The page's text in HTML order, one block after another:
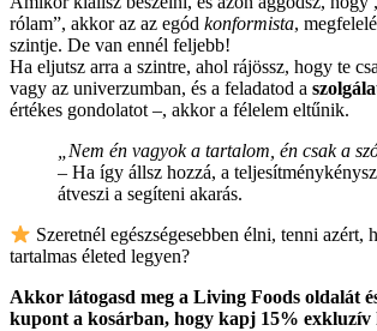
rólam”, akkor az az egód konformista,
szintje. De van ennél feljebb!
Ha eljutsz arra a szintre, ahol rájössz, hogy te
vagy az univerzumban, és a feladatod a
értékes gondolatot –, akkor a félelem eltűnik.
„Nem én vagyok a tartalom, én csak a
– Ha így állsz hozzá, a
átveszi a segíteni akarás.
Szeretnél egészségesebben élni, tenni azért,
tartalmas életed legyen?
Akkor látogasd meg a Living Foods oldalát
kupont a kosárban, hogy kapj 15% exkluzív